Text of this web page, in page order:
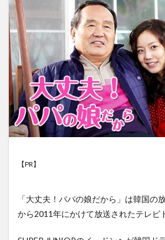
【PR】
「大丈夫！パパの娘だから」は韓国の
から2011年にかけて放送されたテレビ